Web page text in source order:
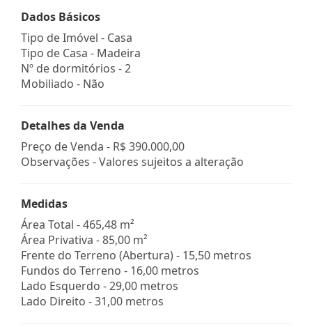
Dados Básicos
Tipo de Imóvel - Casa
Tipo de Casa - Madeira
Nº de dormitórios - 2
Mobiliado - Não
Detalhes da Venda
Preço de Venda - R$ 390.000,00
Observações - Valores sujeitos a alteração
Medidas
Área Total - 465,48 m²
Área Privativa - 85,00 m²
Frente do Terreno (Abertura) - 15,50 metros
Fundos do Terreno - 16,00 metros
Lado Esquerdo - 29,00 metros
Lado Direito - 31,00 metros